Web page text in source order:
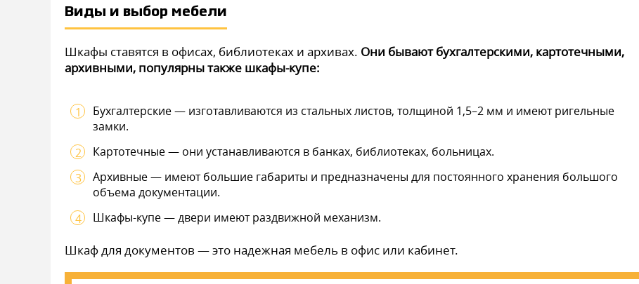
Виды и выбор мебели
Шкафы ставятся в офисах, библиотеках и архивах. Они бывают бухгалтерскими, картотечными,
архивными, популярны также шкафы-купе:
Бухгалтерские — изготавливаются из стальных листов, толщиной 1,5–2 мм и имеют ригельные
замки.
Картотечные — они устанавливаются в банках, библиотеках, больницах.
Архивные — имеют большие габариты и предназначены для постоянного хранения большого
объема документации.
Шкафы-купе — двери имеют раздвижной механизм.
Шкаф для документов — это надежная мебель в офис или кабинет.